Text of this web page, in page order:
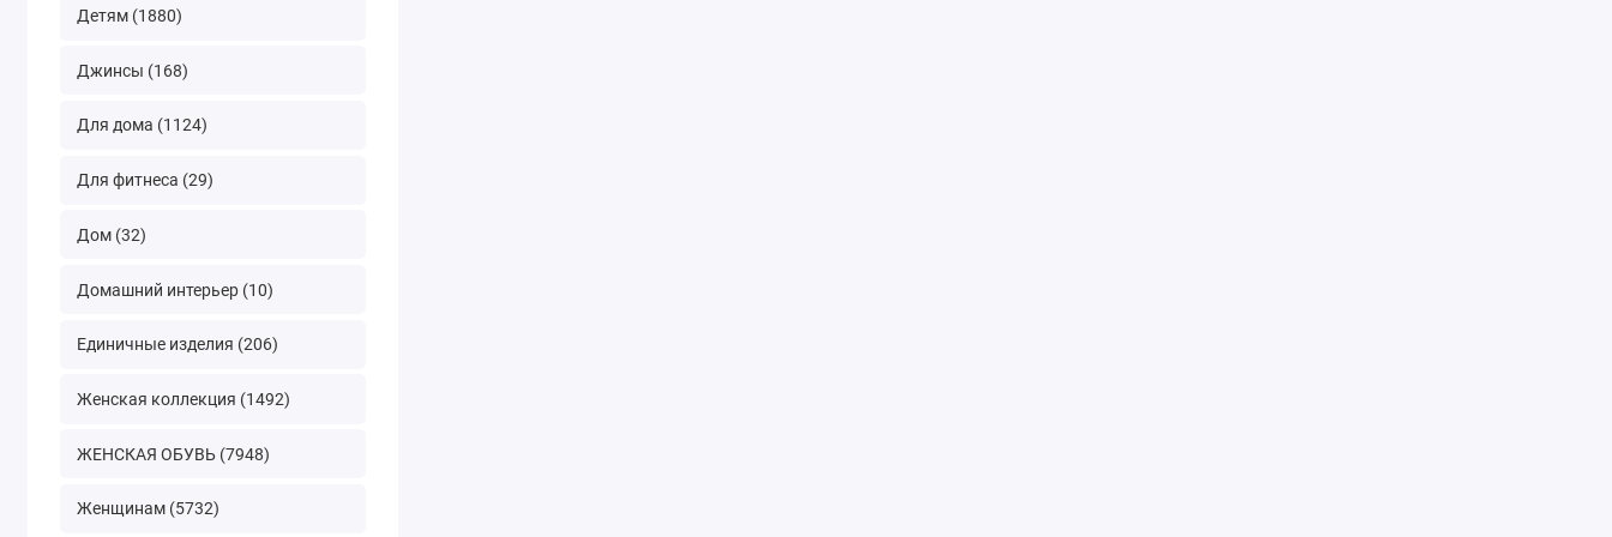
Детям (1880)
Джинсы (168)
Для дома (1124)
Для фитнеса (29)
Дом (32)
Домашний интерьер (10)
Единичные изделия (206)
Женская коллекция (1492)
ЖЕНСКАЯ ОБУВЬ (7948)
Женщинам (5732)